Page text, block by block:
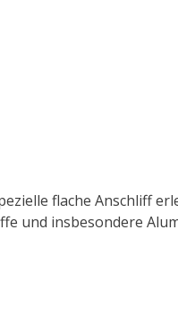
flache Anschliff
und insbesondere